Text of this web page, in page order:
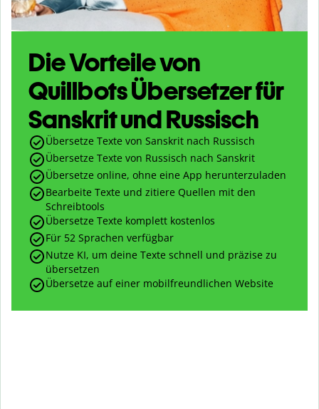
Die Vorteile von
Quillbots Übersetzer für
Sanskrit und Russisch
Übersetze Texte von Sanskrit nach Russisch
Übersetze Texte von Russisch nach Sanskrit
Übersetze online, ohne eine App herunterzuladen
Bearbeite Texte und zitiere Quellen mit den
Schreibtools
Übersetze Texte komplett kostenlos
Für 52 Sprachen verfügbar
Nutze KI, um deine Texte schnell und präzise zu
übersetzen
Übersetze auf einer mobilfreundlichen Website